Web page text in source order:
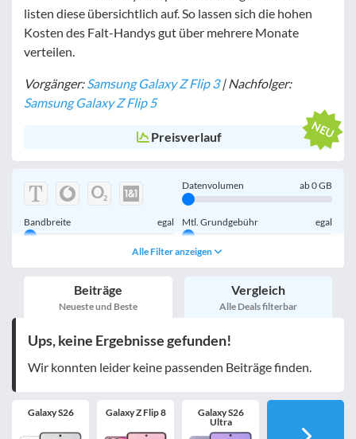
listen diese übersichtlich auf. So lassen sich die hohen
Kosten des Falt-Handys gut über mehrere Monate
verteilen.
Vorgänger:Samsung Galaxy Z Flip 3| Nachfolger:
Samsung Galaxy Z Flip 5
Preisverlauf
Datenvolumen ab0GB
Bandbreite egal Mtl. Grundgebühr egal
egal
inkl. Young-Tarife
nur 5G-Tarife inkl. Kombi-Tarife
Handy-Speicher
nur 5G-Handys
Alle Filter anzeigen
Beiträge
Neueste und Beste
Vergleich
Alle Deals filterbar
Ups, keine Ergebnisse gefunden!
Wir konnten leider keine passenden Beiträge finden.
Galaxy S26 Galaxy Z Flip 8
Galaxy S26
Ultra